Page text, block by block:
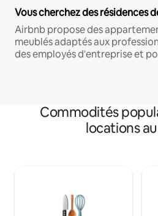
Vous cherchez des résidences
Airbnb propose des
meublés adaptés aux
des employés d'entreprise et
Commodités
locations